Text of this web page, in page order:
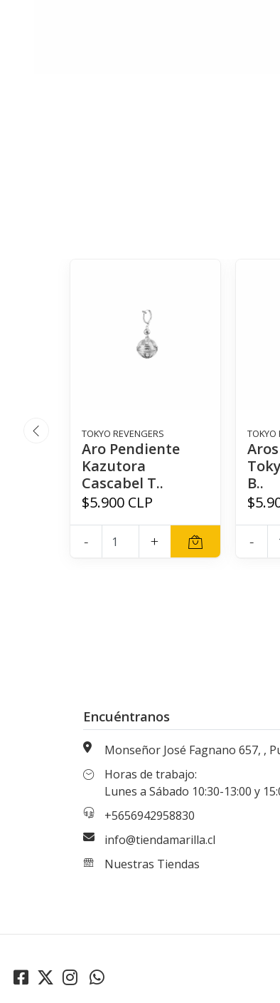
TOKYO REVENGERS
Aro Pendiente
Kazutora
Cascabel T..
$5.900 CLP
- +
TOKYO
B..
-
Encuéntranos
Monseñor José Fagnano 657, , Punta Arenas,
Horas de trabajo:
Lunes a Sábado 10:30-13:00 y
+5656942958830
info@tiendamarilla.cl
Nuestras Tiendas